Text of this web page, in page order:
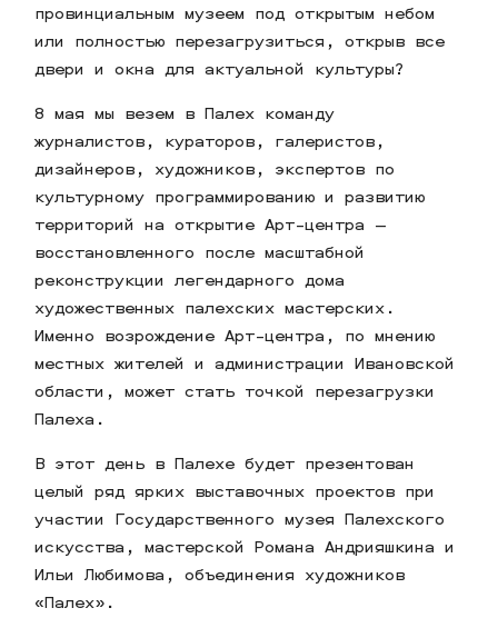
провинциальным музеем под открытым небом
или полностью перезагрузиться, открыв все
двери и окна для актуальной культуры?
8 мая мы везем в Палех команду
журналистов, кураторов, галеристов,
дизайнеров, художников, экспертов по
культурному программированию и развитию
территорий на открытие Арт-центра —
восстановленного после масштабной
реконструкции легендарного дома
художественных палехских мастерских.
Именно возрождение Арт-центра, по мнению
местных жителей и администрации Ивановской
области, может стать точкой перезагрузки
Палеха.
В этот день в Палехе будет презентован
целый ряд ярких выставочных проектов при
участии Государственного музея Палехского
искусства, мастерской Романа Андрияшкина и
Ильи Любимова, объединения художников
«Палех».